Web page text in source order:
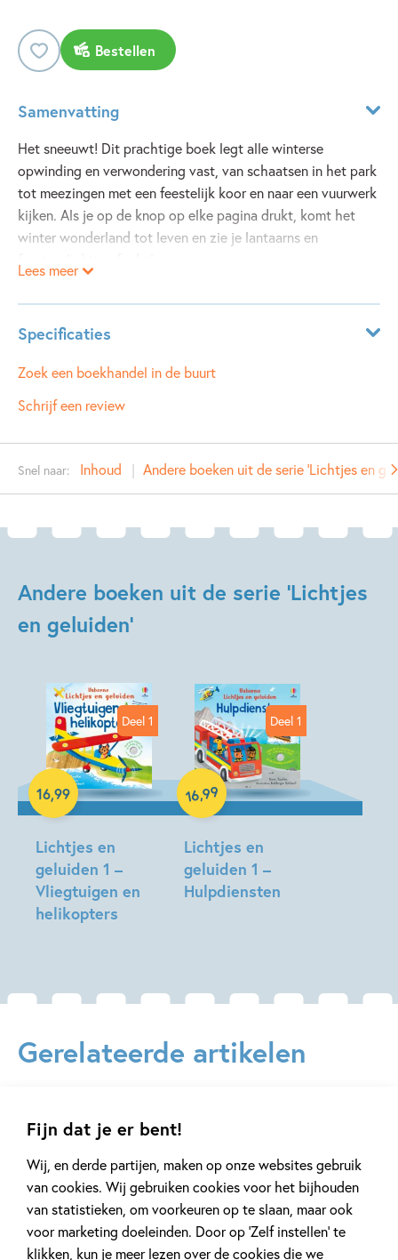
Fijn dat je er bent!
Wij, en derde partijen, maken op onze websites gebruik
van cookies. Wij gebruiken cookies voor het bijhouden
van statistieken, om voorkeuren op te slaan, maar ook
voor marketing doeleinden. Door op ‘Zelf instellen’ te
klikken, kun je meer lezen over de cookies die we
Bestellen
Samenvatting
Het sneeuwt! Dit prachtige boek legt alle winterse
opwinding en verwondering vast, van schaatsen in het park
tot meezingen met een feestelijk koor en naar een vuurwerk
kijken. Als je op de knop op elke pagina drukt, komt het
winter wonderland tot leven en zie je lantaarns en
Lees meer
Specificaties
ISBN: 9781836065371
NUR:
Prijs: 16
99
Uitgever:
Usborne Publishers
Kenmerken van dit boek
Doeboeken
Zoek een boekhandel in de buurt
Schrijf een review
Snel naar: Inhoud Andere boeken uit de serie 'Lichtjes en
Andere boeken uit de serie 'Lichtjes
en geluiden'
Deel 1
Lichtjes en
geluiden 1 –
Vliegtuigen en
helikopters
16,99
Hardcover
Deel 1
Lichtjes en
geluiden 1 –
Hulpdiensten
16,99
Hardcover
Gerelateerde artikelen
27 MEI 2026
Verveel je geen moment
Tiplijst
11 FEBRUARI 2026
Stap in de